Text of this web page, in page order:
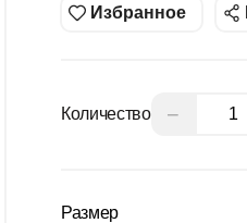
Избранное
Количество −
Размер